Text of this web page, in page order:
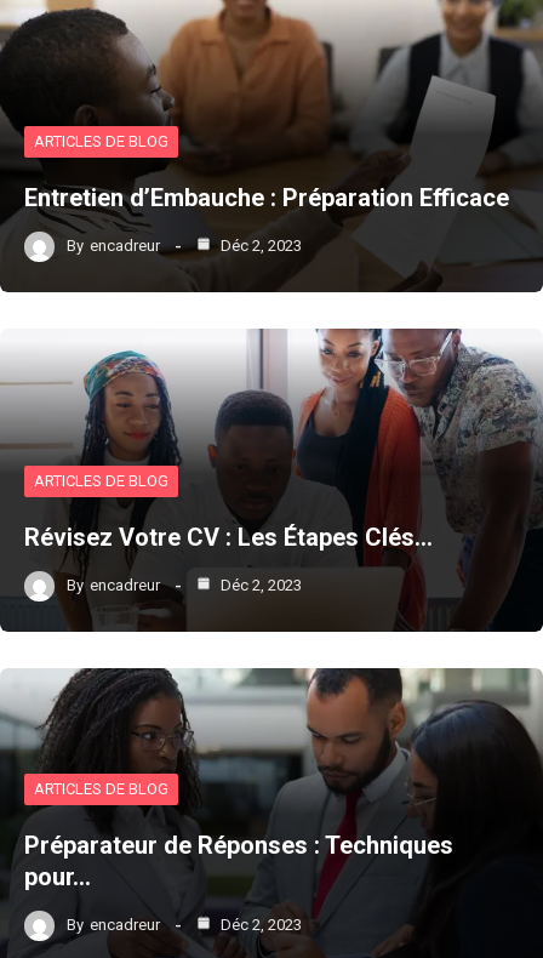
ARTICLES DE BLOG
Entretien d’Embauche : Préparation Efficace
By encadreur Déc 2, 2023
ARTICLES DE BLOG
Révisez Votre CV : Les Étapes Clés…
By encadreur Déc 2, 2023
ARTICLES DE BLOG
Préparateur de Réponses : Techniques
pour…
By encadreur Déc 2, 2023